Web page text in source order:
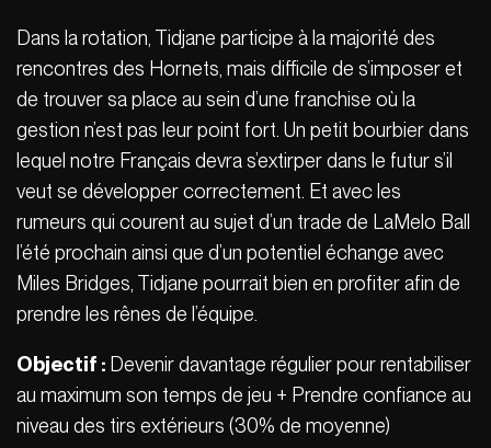
Dans la rotation, Tidjane participe à la majorité des
rencontres des Hornets, mais difficile de s’imposer et
de trouver sa place au sein d’une franchise où la
gestion n’est pas leur point fort. Un petit bourbier dans
lequel notre Français devra s’extirper dans le futur s’il
veut se développer correctement. Et avec les
rumeurs qui courent au sujet d’un trade de LaMelo Ball
l’été prochain ainsi que d’un potentiel échange avec
Miles Bridges, Tidjane pourrait bien en profiter afin de
prendre les rênes de l’équipe.
Objectif : Devenir davantage régulier pour rentabiliser
au maximum son temps de jeu + Prendre confiance au
niveau des tirs extérieurs (30% de moyenne)